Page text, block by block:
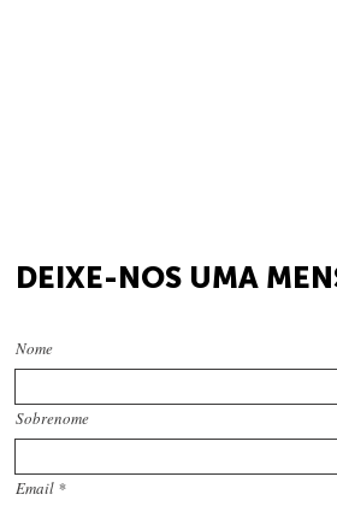
DEIXE-NOS UMA
Nome
Sobrenome
Email